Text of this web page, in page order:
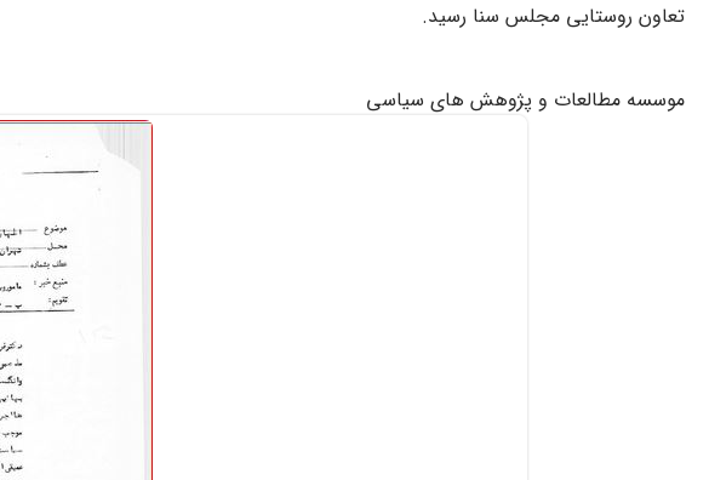
تعاون روستایی مجلس سنا رسید.
موسسه مطالعات و پژوهش های سیاسی